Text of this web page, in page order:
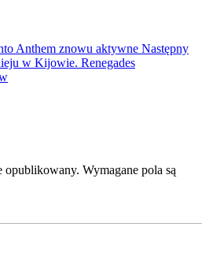
Anthem znowu aktywne Następny
w Kijowie. Renegades
opublikowany. Wymagane pola są